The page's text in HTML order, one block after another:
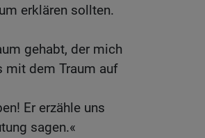
erklären sollten.
gehabt, der mich
mit dem Traum auf
Er erzähle uns
sagen.«